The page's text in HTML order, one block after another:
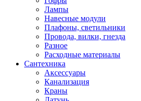
Лампы
Навесные модули
Плафоны, светильники
Провода, вилки, гнезда
Разное
Расходные материалы
Сантехника
Аксессуары
Канализация
Краны